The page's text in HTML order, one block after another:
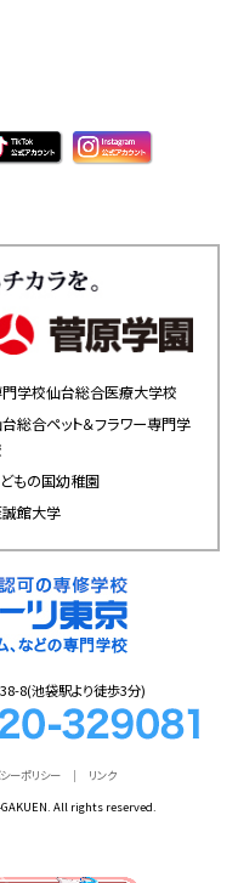
学校仙台総合医療大学校
総合ペット＆フラワー専門学
もの国幼稚園
館大学
8(池袋駅より徒歩3分)
GAKUEN. All rights reserved.
ーポリシー リンク